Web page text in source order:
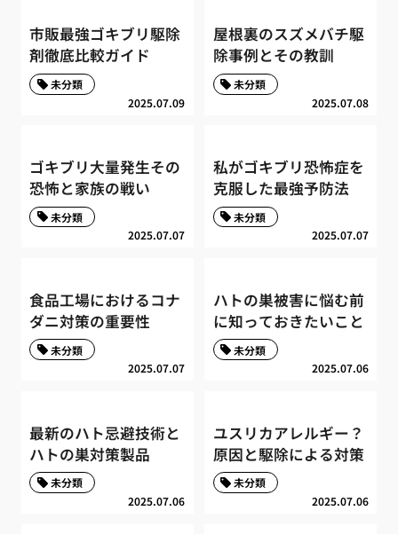
市販最強ゴキブリ駆除
剤徹底比較ガイド
2025.07.09
未分類
屋根裏のスズメバチ駆
除事例とその教訓
2025.07.08
未分類
ゴキブリ大量発生その
恐怖と家族の戦い
2025.07.07
未分類
私がゴキブリ恐怖症を
克服した最強予防法
2025.07.07
未分類
食品工場におけるコナ
ダニ対策の重要性
2025.07.07
未分類
ハトの巣被害に悩む前
に知っておきたいこと
2025.07.06
未分類
最新のハト忌避技術と
ハトの巣対策製品
2025.07.06
未分類
ユスリカアレルギー？
原因と駆除による対策
2025.07.06
未分類